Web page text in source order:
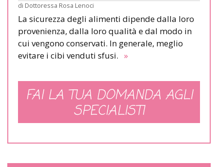
di Dottoressa Rosa Lenoci
La sicurezza degli alimenti dipende dalla loro
provenienza, dalla loro qualità e dal modo in
cui vengono conservati. In generale, meglio
evitare i cibi venduti sfusi. »
FAI LA TUA DOMANDA AGLI
SPECIALISTI